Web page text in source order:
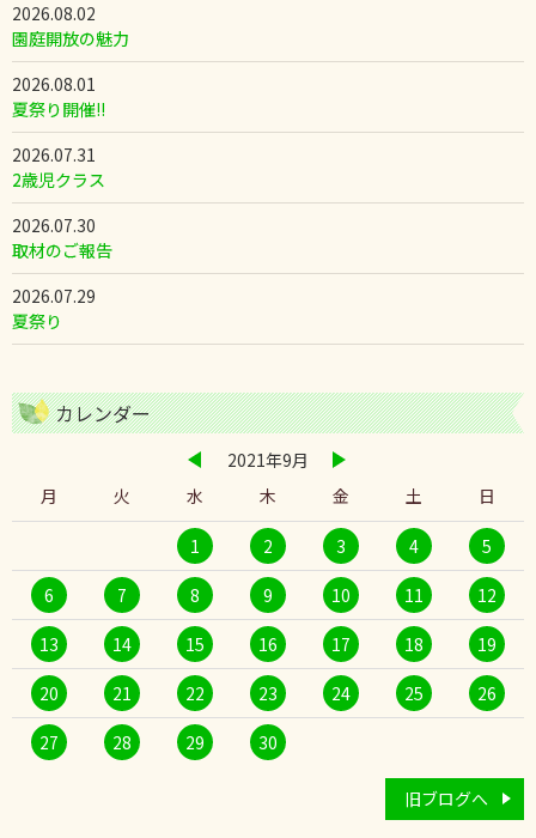
2026.08.02
園庭開放の魅力
2026.08.01
夏祭り開催!!
2026.07.31
2歳児クラス
2026.07.30
取材のご報告
2026.07.29
夏祭り
カレンダー
2021年9月
月
火 水 木 金 土 日
1 2 3 4 5
6 7 8 9 10 11 12
13 14 15 16 17 18 19
20 21 22 23 24 25 26
27 28 29 30
旧ブログへ